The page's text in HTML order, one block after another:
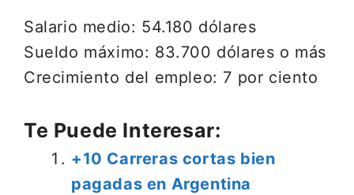
Salario medio: 54.180 dólares
Sueldo máximo: 83.700 dólares o más
Crecimiento del empleo: 7 por ciento
Te Puede Interesar:
+10 Carreras cortas bien
pagadas en Argentina